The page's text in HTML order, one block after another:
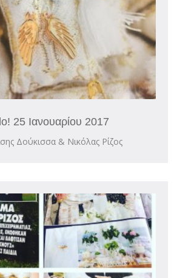
25 Ιανουαρίου 2017
Δούκισσα & Νικόλας Ρίζος